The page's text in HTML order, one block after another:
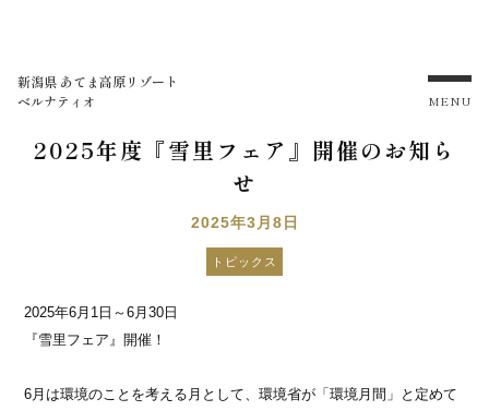
新潟県 あてま高原リゾート
ベルナティオ
MENU
2025年度『雪里フェア』開催のお知ら
せ
2025年3月8日
トピックス
2025年6月1日～6月30日
『雪里フェア』開催！
6月は環境のことを考える月として、環境省が「環境月間」と定めて